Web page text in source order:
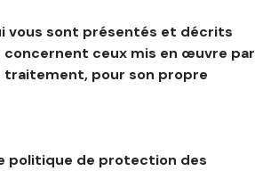
vous sont présentés et décrits
ceux mis en œuvre par
traitement, pour son propre
politique de protection des